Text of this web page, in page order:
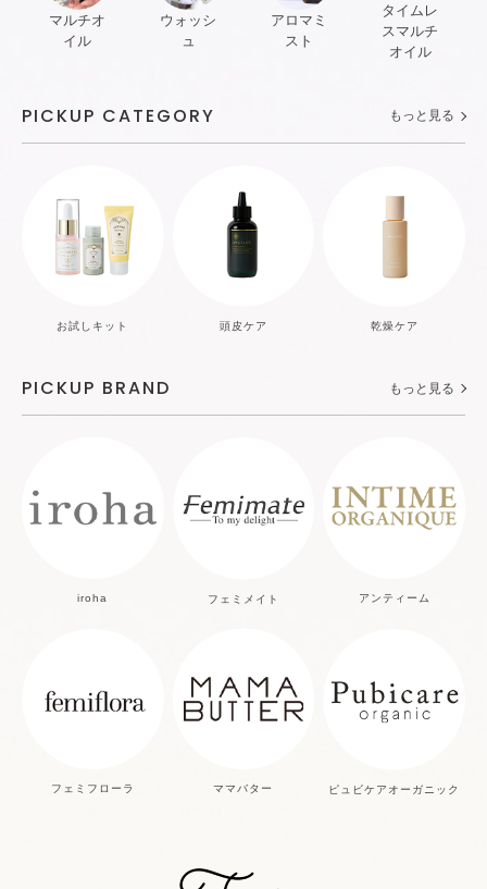
マルチオ
イル
ウォッシ
ュ
アロマミ
スト
タイムレ
スマルチ
オイル
PICKUP CATEGORY もっと見る
お試しキット 頭皮ケア 乾燥ケア
PICKUP BRAND もっと見る
iroha フェミメイト アンティーム
フェミフローラ ママバター ピュビケアオーガニック